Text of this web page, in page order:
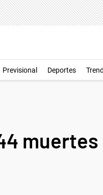
Previsional Deportes
muertes